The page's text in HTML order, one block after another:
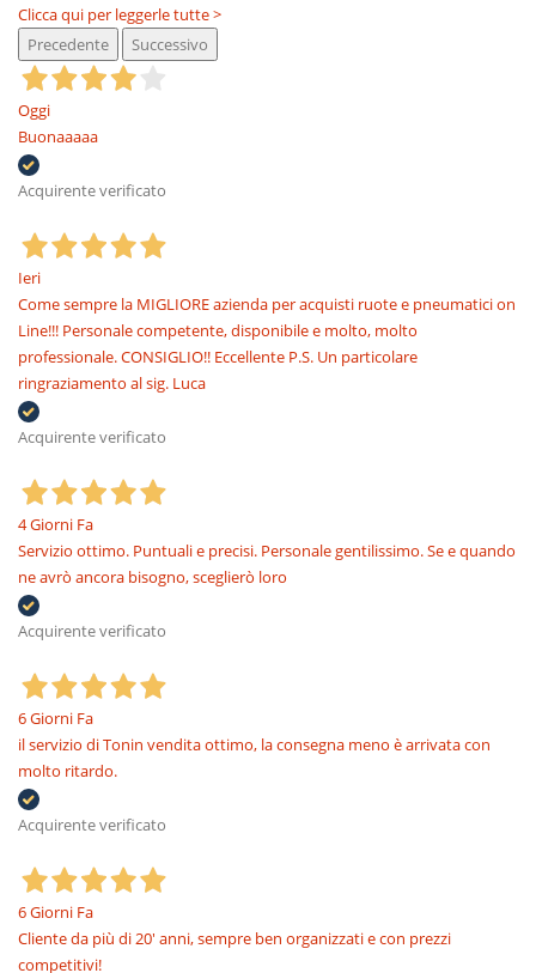
Clicca qui per leggerle tutte >
Precedente
Successivo
Oggi
Buonaaaaa
Acquirente verificato
Ieri
Come sempre la MIGLIORE azienda per acquisti ruote e pneumatici on
Line!!! Personale competente, disponibile e molto, molto
professionale. CONSIGLIO!! Eccellente P.S. Un particolare
ringraziamento al sig. Luca
Acquirente verificato
4 Giorni Fa
Servizio ottimo. Puntuali e precisi. Personale gentilissimo. Se e quando
ne avrò ancora bisogno, sceglierò loro
Acquirente verificato
6 Giorni Fa
il servizio di Tonin vendita ottimo, la consegna meno è arrivata con
molto ritardo.
Acquirente verificato
6 Giorni Fa
Cliente da più di 20' anni, sempre ben organizzati e con prezzi
competitivi!